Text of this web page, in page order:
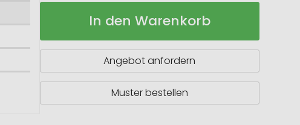
Fanly
Schaumstoff-
Auf
In den Warenkorb
Angebot anfordern
Muster bestellen